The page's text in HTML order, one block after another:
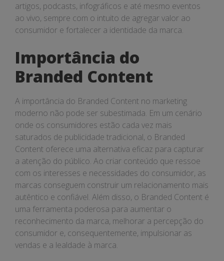
artigos, podcasts, infográficos e até mesmo eventos
ao vivo, sempre com o intuito de agregar valor ao
consumidor e fortalecer a identidade da marca.
Importância do
Branded Content
A importância do Branded Content no marketing
moderno não pode ser subestimada. Em um cenário
onde os consumidores estão cada vez mais
saturados de publicidade tradicional, o Branded
Content oferece uma alternativa eficaz para capturar
a atenção do público. Ao criar conteúdo que ressoe
com os interesses e necessidades do consumidor, as
marcas conseguem construir um relacionamento mais
autêntico e confiável. Além disso, o Branded Content é
uma ferramenta poderosa para aumentar o
reconhecimento da marca, melhorar a percepção do
consumidor e, consequentemente, impulsionar as
vendas e a lealdade à marca.